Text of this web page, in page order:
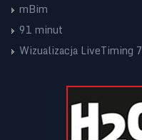
mBim
91 minut
Wizualizacja LiveTiming 7